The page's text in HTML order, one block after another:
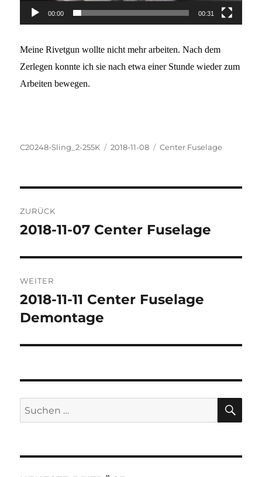
00:00 00:31
Meine Rivetgun wollte nicht mehr arbeiten. Nach dem
Zerlegen konnte ich sie nach etwa einer Stunde wieder zum
Arbeiten bewegen.
Autor
C20248-Sling_2-255K
Veröffentlicht
2018-11-08 Kategorien
Center Fuselage
ZURÜCK
Vorheriger
2018-11-07 Center Fuselage
WEITER
Nächster
Beitrag:
2018-11-11 Center Fuselage
Demontage
Suchen
nach: